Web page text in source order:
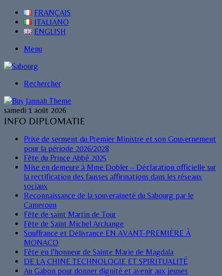
FRANÇAIS
ITALIANO
ENGLISH
Menu
Rechercher
samedi 1 août 2026
INFO DIPLOMATIE
Prise de serment du Premier Ministre et son Gouvernement
pour la période 2026/2028
Fête du Prince Abbé 2025
Mise en demeure à Mme Dobler – Déclaration officielle sur
la rectification des fausses affirmations dans les réseaux
sociaux
Reconnaissance de la souveraineté du Sabourg par le
Cameroun
Fête de saint Martin de Tour
Fête de Saint Michel Archange
Souffrance et Délivrance EN AVANT-PREMIÈRE À
MONACO
Fête en l’honneur de Sainte Marie de Magdala
DE LA CHINE TECHNOLOGIE ET SPIRITUALITÉ
Au Gabon pour donner dignité et avenir aux jeunes